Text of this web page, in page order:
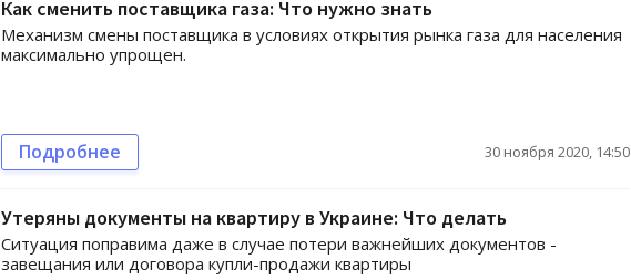
Как сменить поставщика газа: Что нужно знать
Механизм смены поставщика в условиях открытия рынка газа для населения
максимально упрощен.
Подробнее 30 ноября 2020, 14:50
Утеряны документы на квартиру в Украине: Что делать
Ситуация поправима даже в случае потери важнейших документов -
завещания или договора купли-продажи квартиры